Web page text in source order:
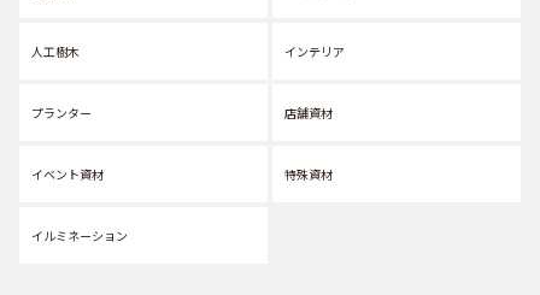
人工樹木
プランター
イベント資材
イルミネーション
インテリア
店舗資材
特殊資材